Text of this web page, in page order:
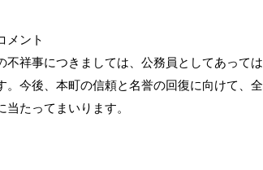
メント
祥事につきましては、公務員としてあって
。今後、本町の信頼と名誉の回復に向けて、
当たってまいります。